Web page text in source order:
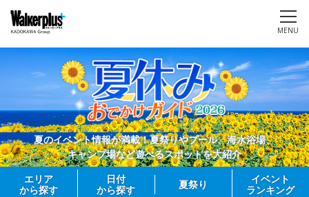
MENU
夏のイベント情報が満載！夏祭りやプール、海水浴場、
キャンプ場など遊べるスポットを大紹介
エリア
から探す
日付
から探す
夏祭り
イベント
ランキング